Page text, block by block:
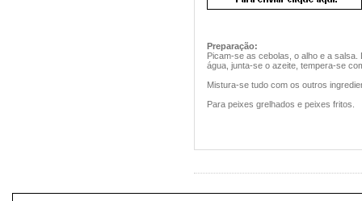
Preparação:
Picam-se as cebolas, o alho e a
água, junta-se o azeite, tempera-se
Mistura-se tudo com os outros
Para peixes grelhados e peixes fritos.